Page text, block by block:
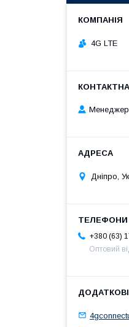
4G LTE
Менеджер
Дніпро,
+380 (63)
Оптовий